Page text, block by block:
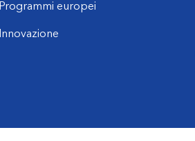
Programmi europei
Innovazione